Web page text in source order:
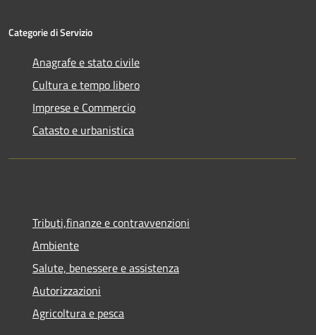
Categorie di Servizio
Anagrafe e stato civile
Cultura e tempo libero
Imprese e Commercio
Catasto e urbanistica
Tributi,finanze e contravvenzioni
Ambiente
Salute, benessere e assistenza
Autorizzazioni
Agricoltura e pesca